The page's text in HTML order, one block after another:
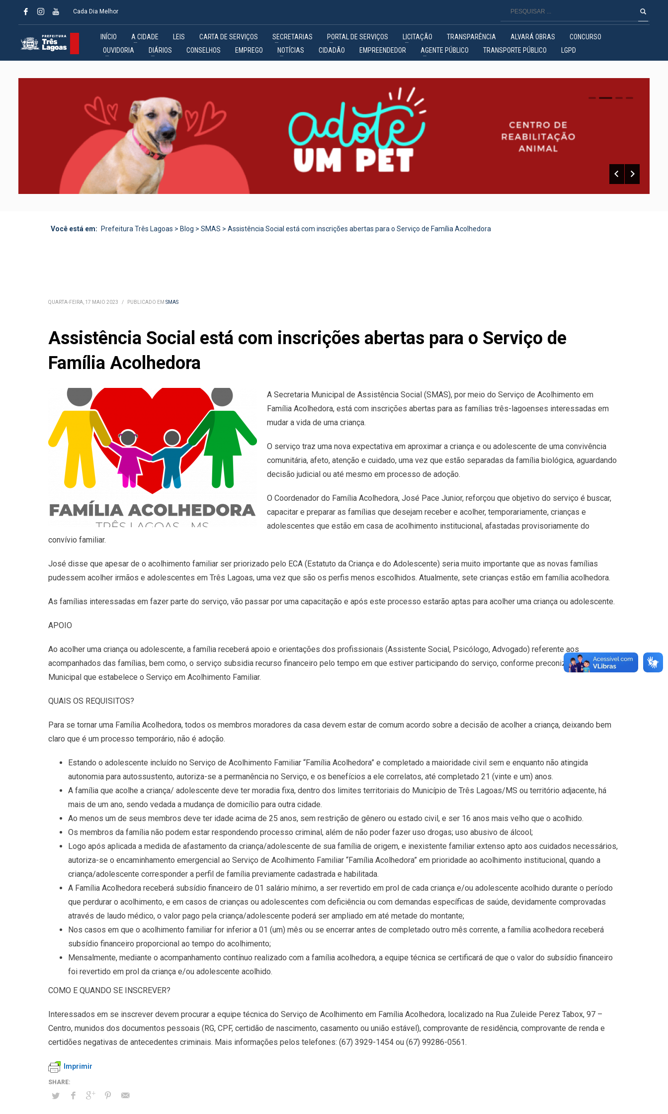
Cada Dia Melhor
INÍCIO A CIDADE LEIS CARTA DE SERVIÇOS SECRETARIAS PORTAL DE SERVIÇOS LICITAÇÃO TRANSPARÊNCIA ALVARÁ OBRAS
CONCURSO
OUVIDORIA
DIÁRIOS CONSELHOS EMPREGO NOTÍCIAS CIDADÃO EMPREENDEDOR AGENTE PÚBLICO TRANSPORTE PÚBLICO LGPD
0 1 2
Você está em: Prefeitura Três Lagoas > Blog > SMAS > Assistência Social está com inscrições abertas para o Serviço de Família Acolhedora
QUARTA-FEIRA, 17 MAIO 2023 / PUBLICADO EM SMAS
Assistência Social está com inscrições abertas para o Serviço de
Família Acolhedora
A Secretaria Municipal de Assistência Social (SMAS), por meio do Serviço de Acolhimento em
Família Acolhedora, está com inscrições abertas para as famílias três-lagoenses interessadas em
mudar a vida de uma criança.
O serviço traz uma nova expectativa em aproximar a criança e ou adolescente de uma convivência
comunitária, afeto, atenção e cuidado, uma vez que estão separadas da família biológica, aguardando
decisão judicial ou até mesmo em processo de adoção.
O Coordenador do Família Acolhedora, José Pace Junior, reforçou que objetivo do serviço é buscar,
capacitar e preparar as famílias que desejam receber e acolher, temporariamente, crianças e
adolescentes que estão em casa de acolhimento institucional, afastadas provisoriamente do
convívio familiar.
José disse que apesar de o acolhimento familiar ser priorizado pelo ECA (Estatuto da Criança e do Adolescente) seria muito importante que as novas famílias
pudessem acolher irmãos e adolescentes em Três Lagoas, uma vez que são os perfis menos escolhidos. Atualmente, sete crianças estão em família acolhedora.
As famílias interessadas em fazer parte do serviço, vão passar por uma capacitação e após este processo estarão aptas para acolher uma criança ou adolescente.
APOIO
Ao acolher uma criança ou adolescente, a família receberá apoio e orientações dos profissionais (Assistente Social, Psicólogo, Advogado) referente aos
acompanhados das famílias, bem como, o serviço subsidia recurso financeiro pelo tempo em que estiver participando do serviço, conforme preconiza na Lei
Municipal que estabelece o Serviço em Acolhimento Familiar.
QUAIS OS REQUISITOS?
Para se tornar uma Família Acolhedora, todos os membros moradores da casa devem estar de comum acordo sobre a decisão de acolher a criança, deixando bem
claro que é um processo temporário, não é adoção.
Estando o adolescente incluído no Serviço de Acolhimento Familiar “Família Acolhedora” e completado a maioridade civil sem e enquanto não atingida
autonomia para autossustento, autoriza-se a permanência no Serviço, e os benefícios a ele correlatos, até completado 21 (vinte e um) anos.
A família que acolhe a criança/ adolescente deve ter moradia fixa, dentro dos limites territoriais do Município de Três Lagoas/MS ou território adjacente, há
mais de um ano, sendo vedada a mudança de domicílio para outra cidade.
Ao menos um de seus membros deve ter idade acima de 25 anos, sem restrição de gênero ou estado civil, e ser 16 anos mais velho que o acolhido.
Os membros da família não podem estar respondendo processo criminal, além de não poder fazer uso drogas; uso abusivo de álcool;
Logo após aplicada a medida de afastamento da criança/adolescente de sua família de origem, e inexistente familiar extenso apto aos cuidados necessários,
autoriza-se o encaminhamento emergencial ao Serviço de Acolhimento Familiar “Família Acolhedora” em prioridade ao acolhimento institucional, quando a
criança/adolescente corresponder a perfil de família previamente cadastrada e habilitada.
A Família Acolhedora receberá subsídio financeiro de 01 salário mínimo, a ser revertido em prol de cada criança e/ou adolescente acolhido durante o período
que perdurar o acolhimento, e em casos de crianças ou adolescentes com deficiência ou com demandas específicas de saúde, devidamente comprovadas
através de laudo médico, o valor pago pela criança/adolescente poderá ser ampliado em até metade do montante;
Nos casos em que o acolhimento familiar for inferior a 01 (um) mês ou se encerrar antes de completado outro mês corrente, a família acolhedora receberá
subsídio financeiro proporcional ao tempo do acolhimento;
Mensalmente, mediante o acompanhamento contínuo realizado com a família acolhedora, a equipe técnica se certificará de que o valor do subsídio financeiro
foi revertido em prol da criança e/ou adolescente acolhido.
COMO E QUANDO SE INSCREVER?
Interessados em se inscrever devem procurar a equipe técnica do Serviço de Acolhimento em Família Acolhedora, localizado na Rua Zuleide Perez Tabox, 97 –
Centro, munidos dos documentos pessoais (RG, CPF, certidão de nascimento, casamento ou união estável), comprovante de residência, comprovante de renda e
certidões negativas de antecedentes criminais. Mais informações pelos telefones: (67) 3929-1454 ou (67) 99286-0561.
Imprimir